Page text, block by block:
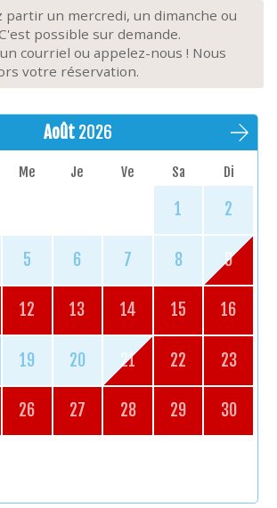
partir un mercredi, un dimanche ou
possible sur demande.
courriel ou appelez-nous ! Nous
votre réservation.
Août 2026
Me Je Ve Sa Di
1 2
5 6 7 8 9
12 13 14 15 16
19 20 21 22 23
26 27 28 29 30